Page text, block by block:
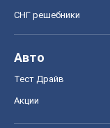
СНГ решебники
Авто
Тест Драйв
Акции